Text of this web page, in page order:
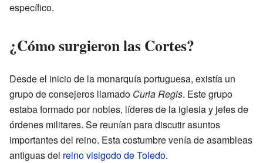
específico.
¿Cómo surgieron las Cortes?
Desde el inicio de la monarquía portuguesa, existía un
grupo de consejeros llamado Curia Regis. Este grupo
estaba formado por nobles, líderes de la iglesia y jefes de
órdenes militares. Se reunían para discutir asuntos
importantes del reino. Esta costumbre venía de asambleas
antiguas del reino visigodo de Toledo.